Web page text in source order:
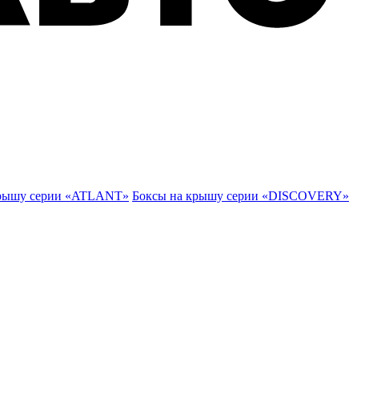
серии «ATLANT» Боксы на крышу серии «DISCOVERY»